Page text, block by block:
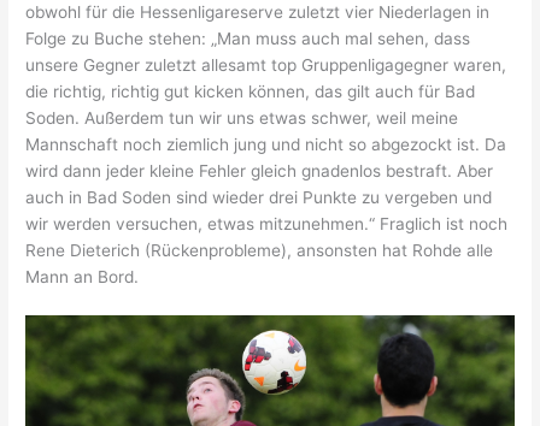
obwohl für die Hessenligareserve zuletzt vier Niederlagen in
Folge zu Buche stehen: „Man muss auch mal sehen, dass
unsere Gegner zuletzt allesamt top Gruppenligagegner waren,
die richtig, richtig gut kicken können, das gilt auch für Bad
Soden. Außerdem tun wir uns etwas schwer, weil meine
Mannschaft noch ziemlich jung und nicht so abgezockt ist. Da
wird dann jeder kleine Fehler gleich gnadenlos bestraft. Aber
auch in Bad Soden sind wieder drei Punkte zu vergeben und
wir werden versuchen, etwas mitzunehmen.“ Fraglich ist noch
Rene Dieterich (Rückenprobleme), ansonsten hat Rohde alle
Mann an Bord.